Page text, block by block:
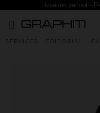
Livraison partout -
SERVICES EDITORIAL